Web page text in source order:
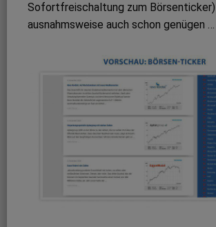
Sofortfreischaltung zum Börsenticker)
ausnahmsweise auch schon genügen …